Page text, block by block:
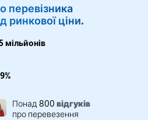
перевізника
ринкової ціни.
мільйонів
Понад 800 відгуків
про перевезення